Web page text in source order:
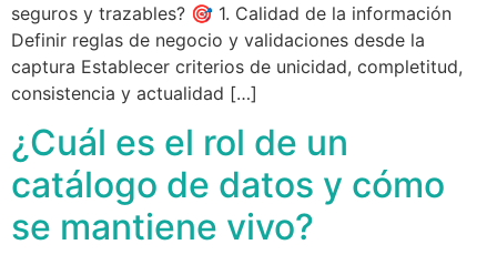
seguros y trazables? 🎯 1. Calidad de la información
Definir reglas de negocio y validaciones desde la
captura Establecer criterios de unicidad, completitud,
consistencia y actualidad […]
¿Cuál es el rol de un
catálogo de datos y cómo
se mantiene vivo?